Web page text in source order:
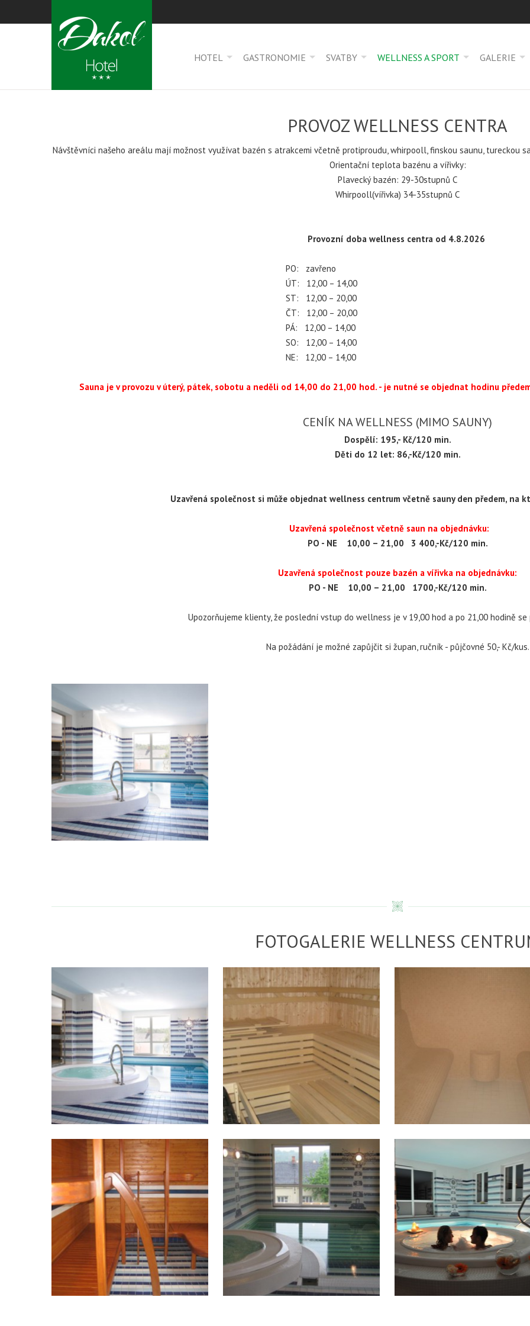
HOTEL GASTRONOMIE SVATBY WELLNESS A SPORT GALERIE
PROVOZ WELLNESS CENTRA
Návštěvníci našeho areálu mají možnost využívat bazén s atrakcemi včetně protiproudu, whirpooll, finskou saunu, tureckou
Orientační teplota bazénu a vířivky:
Plavecký bazén: 29-30stupnů C
Whirpooll(vířivka) 34-35stupnů C
Provozní doba wellness centra od 4.8.2026
PO: zavřeno
ÚT: 12,00 – 14,00
ST: 12,00 – 20,00
ČT: 12,00 – 20,00
PÁ: 12,00 – 14,00
SO: 12,00 – 14,00
NE: 12,00 – 14,00
Sauna je v provozu v úterý, pátek, sobotu a neděli od 14,00 do 21,00 hod. - je nutné se objednat hodinu
CENÍK NA WELLNESS (MIMO SAUNY)
Dospělí: 195,- Kč/120 min.
Děti do 12 let: 86,-Kč/120 min.
Uzavřená společnost si může objednat wellness centrum včetně sauny den předem,
Uzavřená společnost včetně saun na objednávku:
PO - NE 10,00 – 21,00
3 400,-Kč/120 min.
Uzavřená společnost pouze bazén a vířivka na objednávku:
PO - NE 10,00 – 21,00
1700,-Kč/120 min.
Upozorňujeme klienty, že poslední vstup do wellness je v 19,00 hod a po 21,00 hodině
Na požádání je možné zapůjčit si župan, ručník - půjčovné 50,- Kč/kus.
FOTOGALERIE WELLNESS